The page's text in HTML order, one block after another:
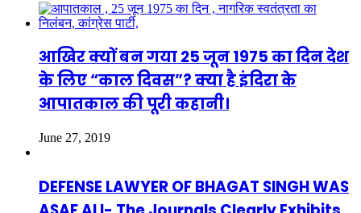
आखिर क्यों बन गया 25 जून 1975 का दिन देश
के लिए “काल दिवस”? क्या है इंदिरा के
आपातकाल की पूरी कहानी।
June 27, 2019
DEFENSE LAWYER OF BHAGAT SINGH WAS